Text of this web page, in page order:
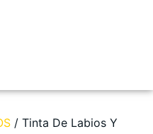
/ Tinta De Labios Y